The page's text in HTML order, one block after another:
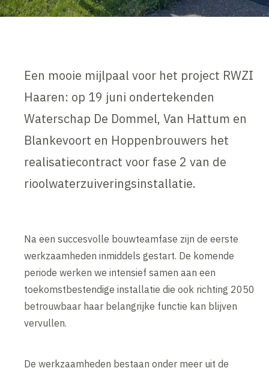
Een mooie mijlpaal voor het project RWZI
Haaren: op 19 juni ondertekenden
Waterschap De Dommel, Van Hattum en
Blankevoort en Hoppenbrouwers het
realisatiecontract voor fase 2 van de
rioolwaterzuiveringsinstallatie.
Na een succesvolle bouwteamfase zijn de eerste
werkzaamheden inmiddels gestart. De komende
periode werken we intensief samen aan een
toekomstbestendige installatie die ook richting 2050
betrouwbaar haar belangrijke functie kan blijven
vervullen.
De werkzaamheden bestaan onder meer uit de